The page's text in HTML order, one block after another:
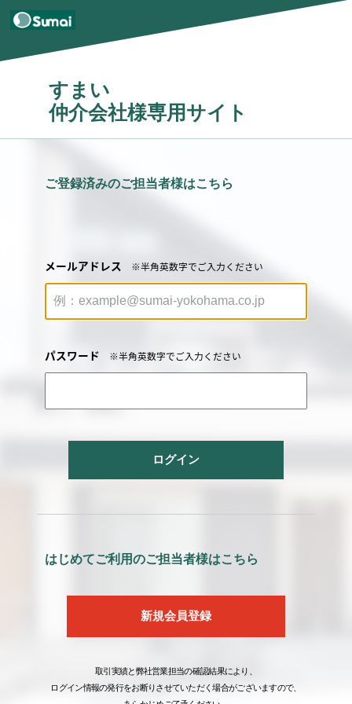
すまい
仲介会社様専用サイト
ご登録済みのご担当者様はこちら
メールアドレス ※半角英数字でご入力ください
パスワード ※半角英数字でご入力ください
ログイン
はじめてご利用のご担当者様はこちら
新規会員登録
取引実績と弊社営業担当の確認結果により、
ログイン情報の発行をお断りさせていただく場合がございますので、